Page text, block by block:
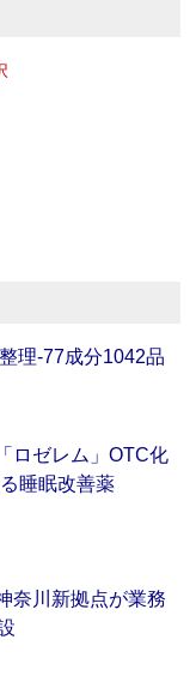
理‐77成分1042品
ロゼレム」OTC化
睡眠改善薬
奈川新拠点が業務